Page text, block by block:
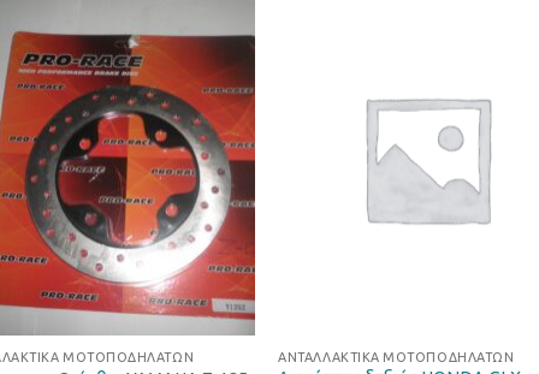
στη Λίστα
Επιθυμιών
ΜΟΤΟΠΟΔΗΛΆΤΩΝ ΑΝΤΑΛΛΑΚΤΙΚΆ ΜΟΤΟΠΟΔΗΛΆΤΩΝ